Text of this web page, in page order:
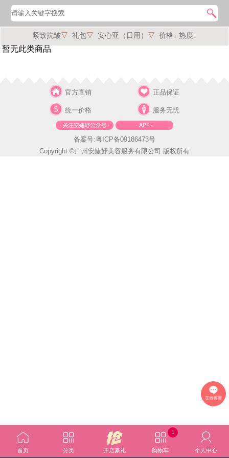
紧致抗皱▽ 礼包▽ 安心亚（日用） ▽ 价格↓ 热度↓
暂无此类商品
官方直销
统一价格
正品保证
服务无忧
备案号:粤ICP备09186473号
Copyright ©广州安婕妤美容服务有限公司 版权所有
首页 分类 开店豪礼 购物车
1
个人中心